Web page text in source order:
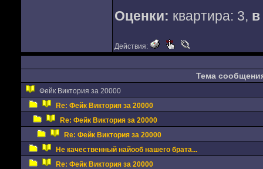
Оценки: квартира: 3,
Действия:
Тема
Фейк Виктория за 20000
Re: Фейк Виктория за 20000
Re: Фейк Виктория за 20000
Re: Фейк Виктория за 20000
Не качественный найооб нашего брата...
Re: Фейк Виктория за 20000